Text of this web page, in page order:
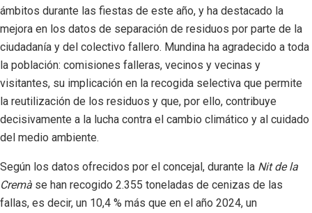
ámbitos durante las fiestas de este año, y ha destacado la
mejora en los datos de separación de residuos por parte de la
ciudadanía y del colectivo fallero. Mundina ha agradecido a toda
la población: comisiones falleras, vecinos y vecinas y
visitantes, su implicación en la recogida selectiva que permite
la reutilización de los residuos y que, por ello, contribuye
decisivamente a la lucha contra el cambio climático y al cuidado
del medio ambiente.
Según los datos ofrecidos por el concejal, durante la Nit de la
Cremà se han recogido 2.355 toneladas de cenizas de las
fallas, es decir, un 10,4 % más que en el año 2024, un